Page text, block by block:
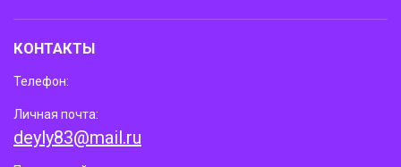
КОНТАКТЫ
Телефон:
Личная почта:
deyly83@mail.ru